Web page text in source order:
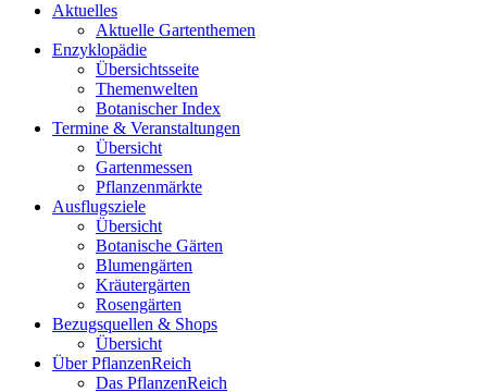
Aktuelles
Aktuelle Gartenthemen
Enzyklopädie
Übersichtsseite
Themenwelten
Botanischer Index
Termine & Veranstaltungen
Übersicht
Gartenmessen
Pflanzenmärkte
Ausflugsziele
Übersicht
Botanische Gärten
Blumengärten
Kräutergärten
Rosengärten
Bezugsquellen & Shops
Übersicht
Über PflanzenReich
Das PflanzenReich